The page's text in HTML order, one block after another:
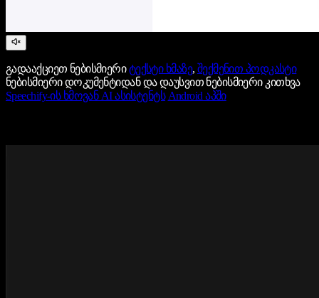
გადააქციეთ ნებისმიერიტექსტი ხმაზე, შექმენით პოდკასტი
ნებისმიერი დოკუმენტიდან და დაუსვით ნებისმიერი კითხვა
Speechify-ის ხმოვან AI ასისტენტს Android აპში